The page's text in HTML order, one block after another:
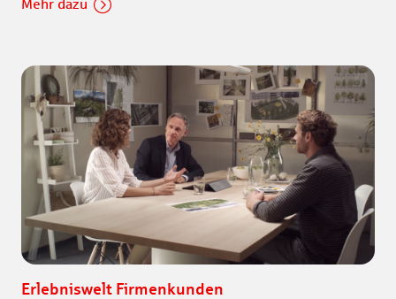
Mehr dazu
Erlebniswelt Firmenkunden